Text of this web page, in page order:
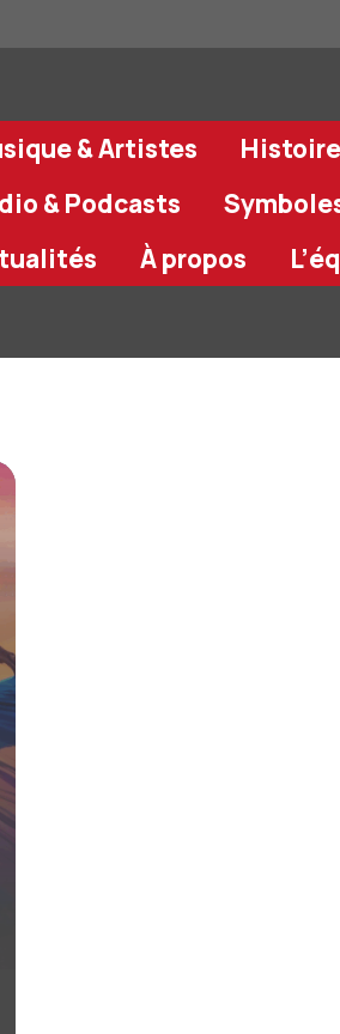
& Artistes
& Podcasts
À propos